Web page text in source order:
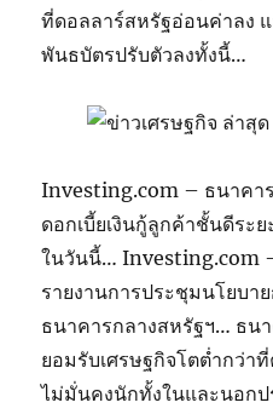
ที่ดอลลาร์สหรัฐอ่อนค่าลง
พันธบัตรปรับตัวลงทั้งนี้…
Investing.com – ธนาคา
ดอกเบี้ยเงินกู้ลูกค้าชั้นดีระ
ในวันนี้… Investing.com
รายงานการประชุมนโยบา
ธนาคารกลางสหรัฐฯ… ธน
ยอมรับเศรษฐกิจโตต่ำกว่า
ไม่มั่นคงนักทั้งในและนอกป